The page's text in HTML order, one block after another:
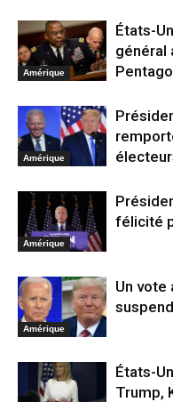
Amérique
États-
général
Amérique
Amérique
félicité
Amérique
Un vote
États-
Trump,